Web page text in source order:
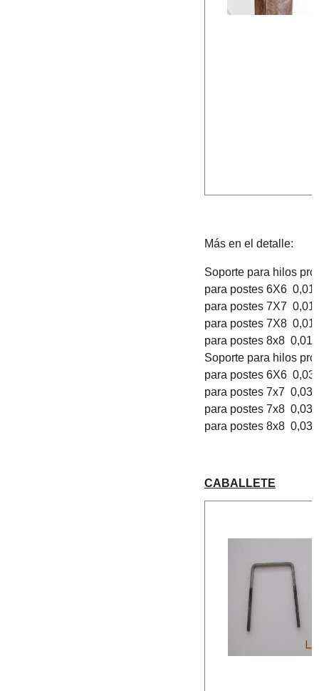
Más en el detalle:
Soporte para hilos
para postes 6X6
para postes 7X7
para postes 7X8
para postes 8x8 0,019
Soporte para hilos
para postes 6X6
para postes 7x7 0,034
para postes 7x8 0,034
para postes 8x8 0,034
CABALLETE